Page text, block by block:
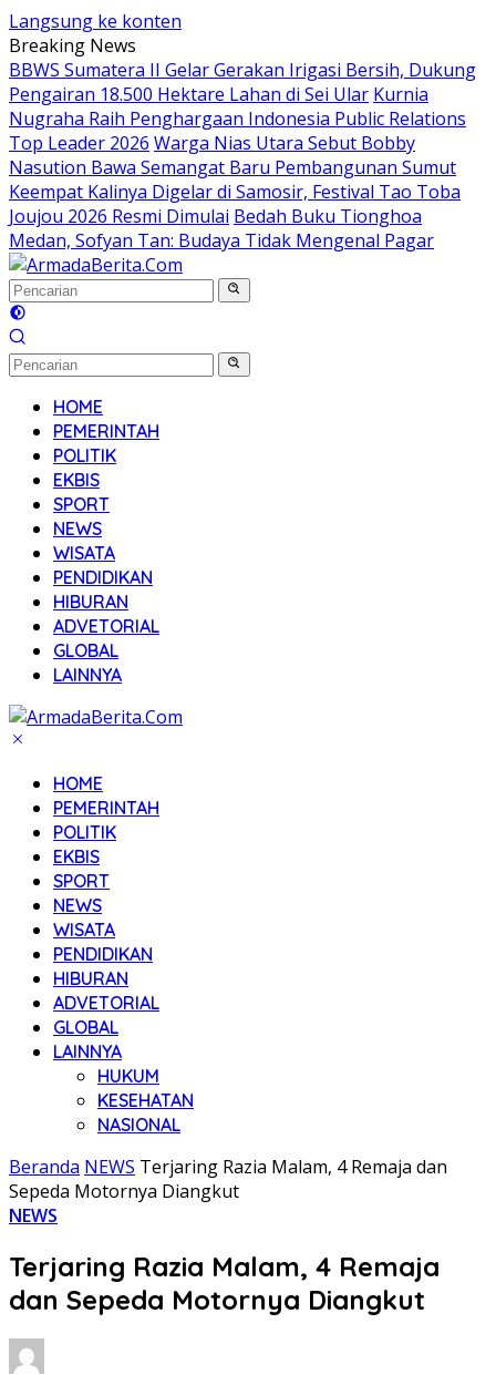
Langsung ke konten
Breaking News
BBWS Sumatera II Gelar Gerakan Irigasi Bersih, Dukung
Pengairan 18.500 Hektare Lahan di Sei Ular Kurnia
Nugraha Raih Penghargaan Indonesia Public Relations
Top Leader 2026 Warga Nias Utara Sebut Bobby
Nasution Bawa Semangat Baru Pembangunan Sumut
Keempat Kalinya Digelar di Samosir, Festival Tao Toba
Joujou 2026 Resmi Dimulai Bedah Buku Tionghoa
Medan, Sofyan Tan: Budaya Tidak Mengenal Pagar
HOME
PEMERINTAH
POLITIK
EKBIS
SPORT
NEWS
WISATA
PENDIDIKAN
HIBURAN
ADVETORIAL
GLOBAL
LAINNYA
HOME
PEMERINTAH
POLITIK
EKBIS
SPORT
NEWS
WISATA
PENDIDIKAN
HIBURAN
ADVETORIAL
GLOBAL
LAINNYA
HUKUM
KESEHATAN
NASIONAL
Beranda NEWS Terjaring Razia Malam, 4 Remaja dan
Sepeda Motornya Diangkut
NEWS
Terjaring Razia Malam, 4 Remaja
dan Sepeda Motornya Diangkut